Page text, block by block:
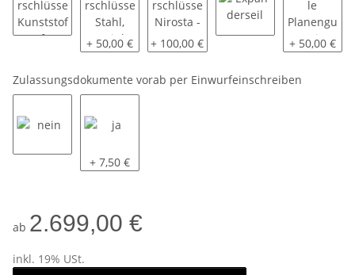
Drehverschlüsse Kunststoff
Drehverschlüsse Stahl, verzinkt
+ 50,00 € Drehverschlüsse Nirosta - V2A
+ 100,00 € Expanderseilspezielle
+ 50,00 €
Zulassungsdokumente vorab per Einwurfeinschreiben
ja
+ 7,50 €
ab 2.699,00 €
inkl. 19% USt.